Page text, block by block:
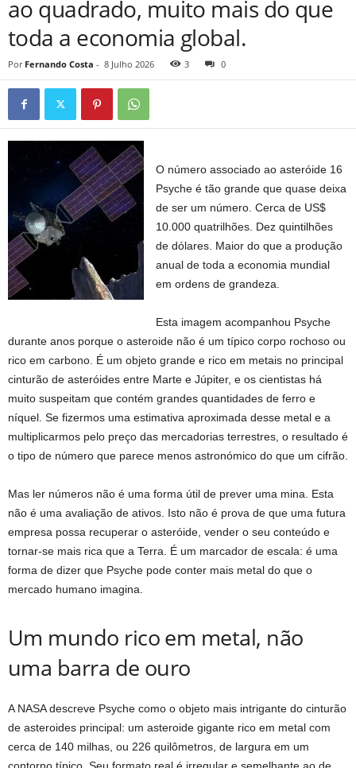
ao quadrado, muito mais do que
toda a economia global.
Por Fernando Costa - 8 Julho 2026 3 0
O número associado ao asteróide 16
Psyche é tão grande que quase deixa
de ser um número. Cerca de US$
10.000 quatrilhões. Dez quintilhões
de dólares. Maior do que a produção
anual de toda a economia mundial
em ordens de grandeza.
Esta imagem acompanhou Psyche
durante anos porque o asteroide não é um típico corpo rochoso ou
rico em carbono. É um objeto grande e rico em metais no principal
cinturão de asteróides entre Marte e Júpiter, e os cientistas há
muito suspeitam que contém grandes quantidades de ferro e
níquel. Se fizermos uma estimativa aproximada desse metal e a
multiplicarmos pelo preço das mercadorias terrestres, o resultado é
o tipo de número que parece menos astronómico do que um cifrão.
Mas ler números não é uma forma útil de prever uma mina. Esta
não é uma avaliação de ativos. Isto não é prova de que uma futura
empresa possa recuperar o asteróide, vender o seu conteúdo e
tornar-se mais rica que a Terra. É um marcador de escala: é uma
forma de dizer que Psyche pode conter mais metal do que o
mercado humano imagina.
Um mundo rico em metal, não
uma barra de ouro
A NASA descreve Psyche como o objeto mais intrigante do cinturão
de asteroides principal: um asteroide gigante rico em metal com
cerca de 140 milhas, ou 226 quilômetros, de largura em um